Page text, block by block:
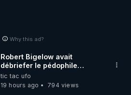
Why this ad?
Robert Bigelow avait
débriefer le pédophile
génocidaire de donald j
trump
tic tac ufo
19 hours ago
794 views